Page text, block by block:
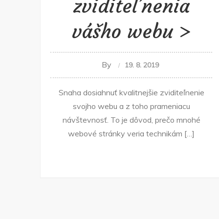
zviditeľnenia
vášho webu
By 19. 8. 2019
Snaha dosiahnuť kvalitnejšie zviditeľnenie
svojho webu a z toho prameniacu
návštevnosť. To je dôvod, prečo mnohé
webové stránky veria technikám […]